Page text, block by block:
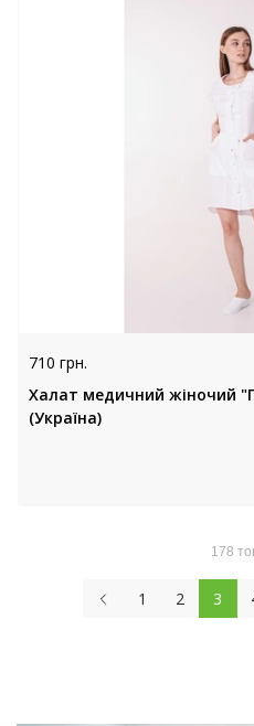
710 грн.
Халат медичний жіночий
(Україна)
178
1 2 3